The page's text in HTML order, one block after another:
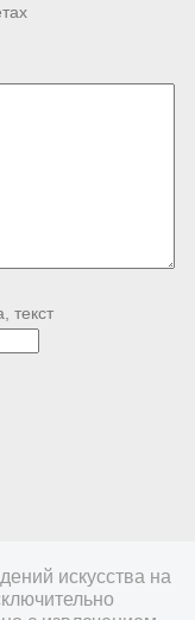
текст
искусства на